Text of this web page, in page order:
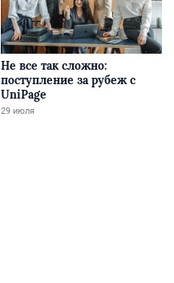
Не все так сложно:
поступление за рубеж с
UniPage
29 июля